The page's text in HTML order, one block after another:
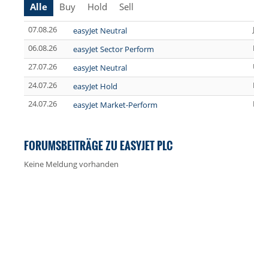
Alle Buy Hold Sell
07.08.26 easyJet Neutral
06.08.26
easyJet Sector Perform
27.07.26
easyJet Neutral
24.07.26
easyJet Hold
24.07.26
easyJet Market-Perform
FORUMSBEITRÄGE ZU EASYJET PLC
Keine Meldung vorhanden